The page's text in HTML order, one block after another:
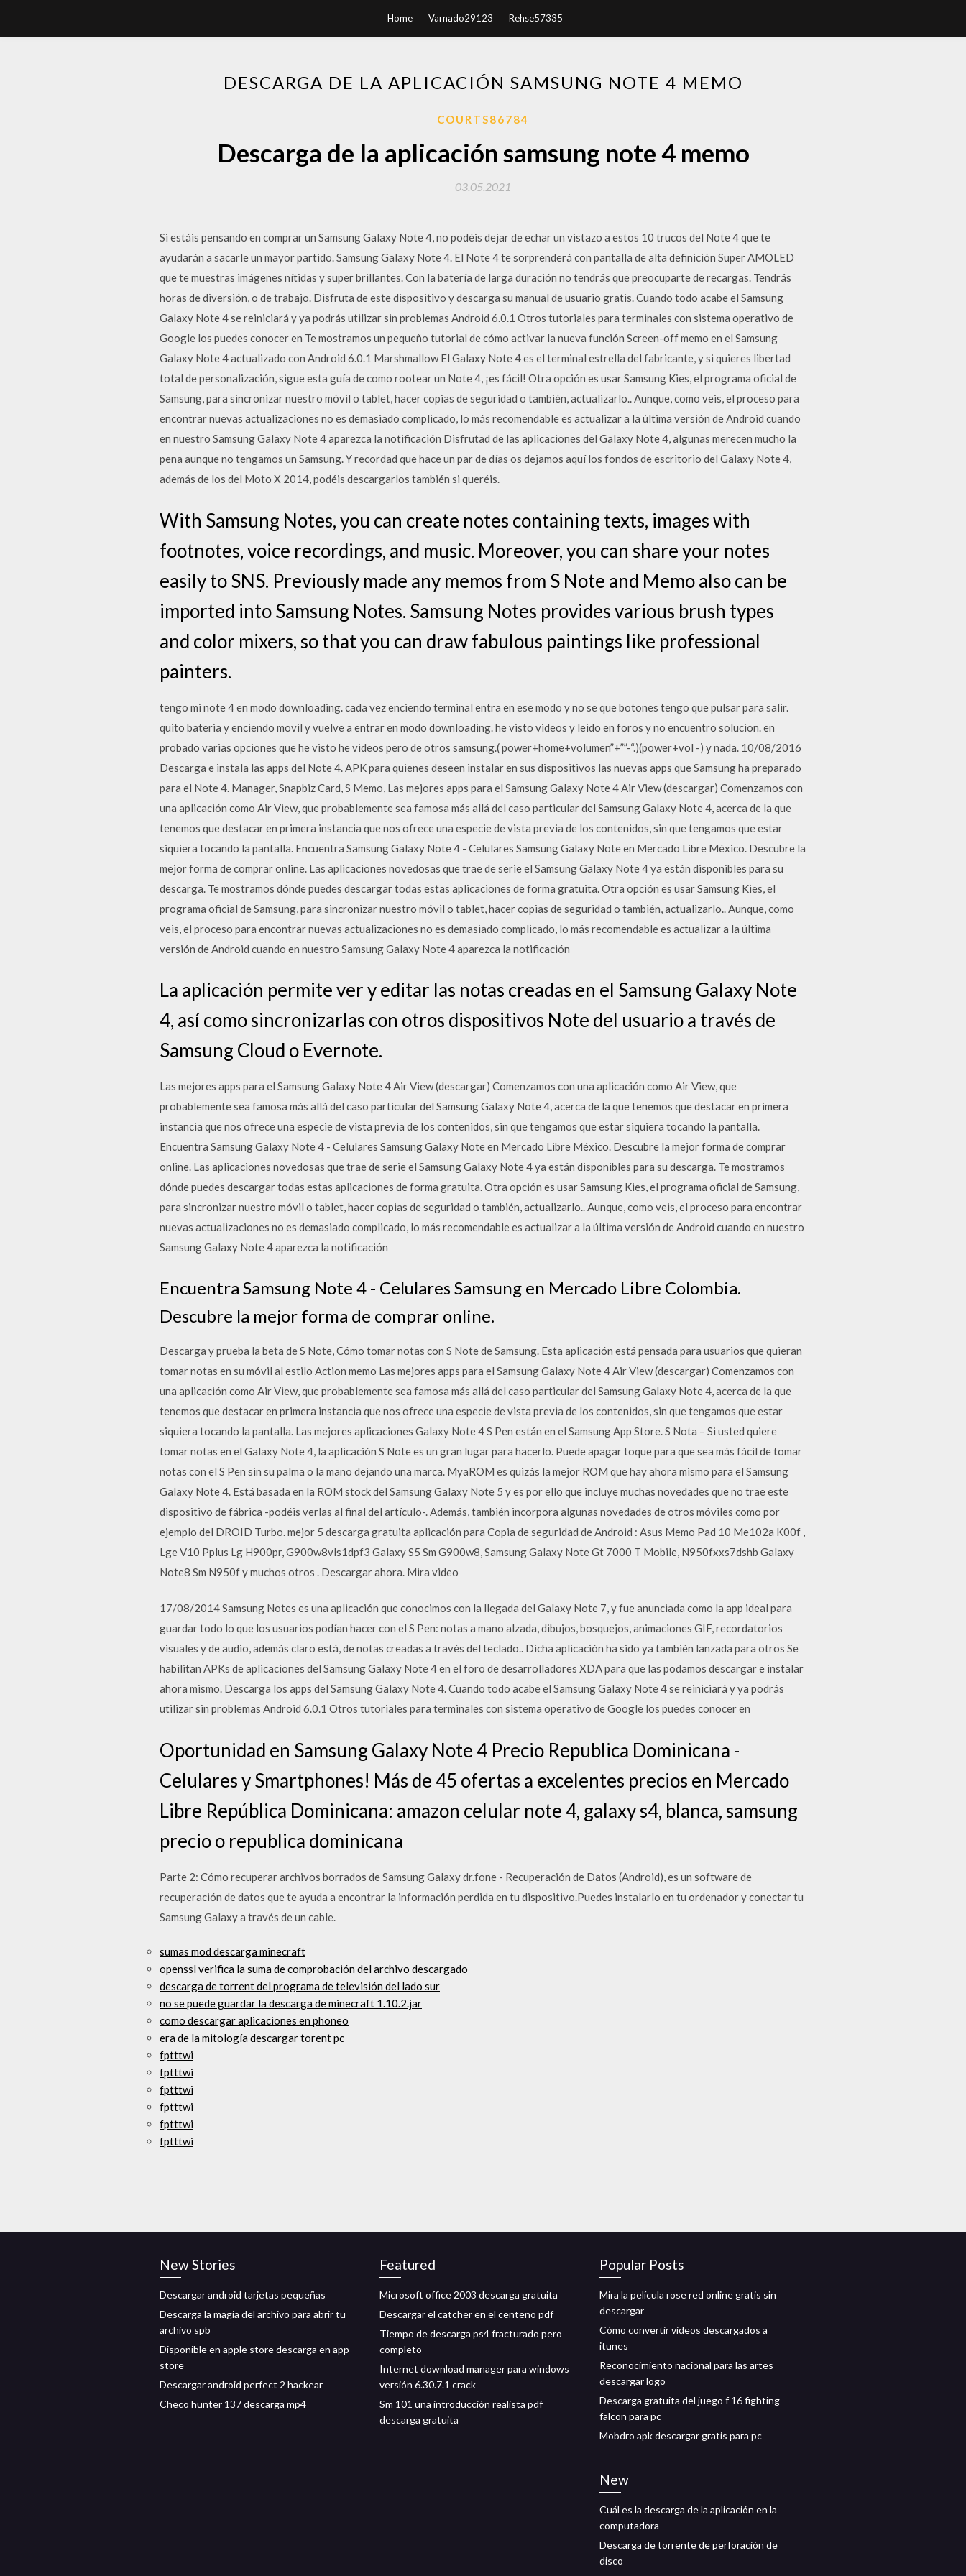
Home Varnado29123 Rehse57335
DESCARGA DE LA APLICACIÓN SAMSUNG NOTE 4 MEMO
COURTS86784
Descarga de la aplicación samsung note 4 memo
03.05.2021
Si estáis pensando en comprar un Samsung Galaxy Note 4, no podéis dejar de echar un vistazo a estos 10 trucos del Note 4 que te
ayudarán a sacarle un mayor partido. Samsung Galaxy Note 4. El Note 4 te sorprenderá con pantalla de alta definición Super AMOLED
que te muestras imágenes nítidas y super brillantes. Con la batería de larga duración no tendrás que preocuparte de recargas. Tendrás
horas de diversión, o de trabajo. Disfruta de este dispositivo y descarga su manual de usuario gratis. Cuando todo acabe el Samsung
Galaxy Note 4 se reiniciará y ya podrás utilizar sin problemas Android 6.0.1 Otros tutoriales para terminales con sistema operativo de
Google los puedes conocer en Te mostramos un pequeño tutorial de cómo activar la nueva función Screen-off memo en el Samsung
Galaxy Note 4 actualizado con Android 6.0.1 Marshmallow El Galaxy Note 4 es el terminal estrella del fabricante, y si quieres libertad
total de personalización, sigue esta guía de como rootear un Note 4, ¡es fácil! Otra opción es usar Samsung Kies, el programa oficial de
Samsung, para sincronizar nuestro móvil o tablet, hacer copias de seguridad o también, actualizarlo.. Aunque, como veis, el proceso para
encontrar nuevas actualizaciones no es demasiado complicado, lo más recomendable es actualizar a la última versión de Android cuando
en nuestro Samsung Galaxy Note 4 aparezca la notificación Disfrutad de las aplicaciones del Galaxy Note 4, algunas merecen mucho la
pena aunque no tengamos un Samsung. Y recordad que hace un par de días os dejamos aquí los fondos de escritorio del Galaxy Note 4,
además de los del Moto X 2014, podéis descargarlos también si queréis.
With Samsung Notes, you can create notes containing texts, images with
footnotes, voice recordings, and music. Moreover, you can share your notes
easily to SNS. Previously made any memos from S Note and Memo also can be
imported into Samsung Notes. Samsung Notes provides various brush types
and color mixers, so that you can draw fabulous paintings like professional
painters.
tengo mi note 4 en modo downloading. cada vez enciendo terminal entra en ese modo y no se que botones tengo que pulsar para salir.
quito bateria y enciendo movil y vuelve a entrar en modo downloading. he visto videos y leido en foros y no encuentro solucion. en
probado varias opciones que he visto he videos pero de otros samsung.( power+home+volumen”+””-“.)(power+vol -) y nada. 10/08/2016
Descarga e instala las apps del Note 4. APK para quienes deseen instalar en sus dispositivos las nuevas apps que Samsung ha preparado
para el Note 4. Manager, Snapbiz Card, S Memo, Las mejores apps para el Samsung Galaxy Note 4 Air View (descargar) Comenzamos con
una aplicación como Air View, que probablemente sea famosa más allá del caso particular del Samsung Galaxy Note 4, acerca de la que
tenemos que destacar en primera instancia que nos ofrece una especie de vista previa de los contenidos, sin que tengamos que estar
siquiera tocando la pantalla. Encuentra Samsung Galaxy Note 4 - Celulares Samsung Galaxy Note en Mercado Libre México. Descubre la
mejor forma de comprar online. Las aplicaciones novedosas que trae de serie el Samsung Galaxy Note 4 ya están disponibles para su
descarga. Te mostramos dónde puedes descargar todas estas aplicaciones de forma gratuita. Otra opción es usar Samsung Kies, el
programa oficial de Samsung, para sincronizar nuestro móvil o tablet, hacer copias de seguridad o también, actualizarlo.. Aunque, como
veis, el proceso para encontrar nuevas actualizaciones no es demasiado complicado, lo más recomendable es actualizar a la última
versión de Android cuando en nuestro Samsung Galaxy Note 4 aparezca la notificación
La aplicación permite ver y editar las notas creadas en el Samsung Galaxy Note
4, así como sincronizarlas con otros dispositivos Note del usuario a través de
Samsung Cloud o Evernote.
Las mejores apps para el Samsung Galaxy Note 4 Air View (descargar) Comenzamos con una aplicación como Air View, que
probablemente sea famosa más allá del caso particular del Samsung Galaxy Note 4, acerca de la que tenemos que destacar en primera
instancia que nos ofrece una especie de vista previa de los contenidos, sin que tengamos que estar siquiera tocando la pantalla.
Encuentra Samsung Galaxy Note 4 - Celulares Samsung Galaxy Note en Mercado Libre México. Descubre la mejor forma de comprar
online. Las aplicaciones novedosas que trae de serie el Samsung Galaxy Note 4 ya están disponibles para su descarga. Te mostramos
dónde puedes descargar todas estas aplicaciones de forma gratuita. Otra opción es usar Samsung Kies, el programa oficial de Samsung,
para sincronizar nuestro móvil o tablet, hacer copias de seguridad o también, actualizarlo.. Aunque, como veis, el proceso para encontrar
nuevas actualizaciones no es demasiado complicado, lo más recomendable es actualizar a la última versión de Android cuando en nuestro
Samsung Galaxy Note 4 aparezca la notificación
Encuentra Samsung Note 4 - Celulares Samsung en Mercado Libre Colombia.
Descubre la mejor forma de comprar online.
Descarga y prueba la beta de S Note, Cómo tomar notas con S Note de Samsung. Esta aplicación está pensada para usuarios que quieran
tomar notas en su móvil al estilo Action memo Las mejores apps para el Samsung Galaxy Note 4 Air View (descargar) Comenzamos con
una aplicación como Air View, que probablemente sea famosa más allá del caso particular del Samsung Galaxy Note 4, acerca de la que
tenemos que destacar en primera instancia que nos ofrece una especie de vista previa de los contenidos, sin que tengamos que estar
siquiera tocando la pantalla. Las mejores aplicaciones Galaxy Note 4 S Pen están en el Samsung App Store. S Nota – Si usted quiere
tomar notas en el Galaxy Note 4, la aplicación S Note es un gran lugar para hacerlo. Puede apagar toque para que sea más fácil de tomar
notas con el S Pen sin su palma o la mano dejando una marca. MyaROM es quizás la mejor ROM que hay ahora mismo para el Samsung
Galaxy Note 4. Está basada en la ROM stock del Samsung Galaxy Note 5 y es por ello que incluye muchas novedades que no trae este
dispositivo de fábrica -podéis verlas al final del artículo-. Además, también incorpora algunas novedades de otros móviles como por
ejemplo del DROID Turbo. mejor 5 descarga gratuita aplicación para Copia de seguridad de Android : Asus Memo Pad 10 Me102a K00f ,
Lge V10 Pplus Lg H900pr, G900w8vls1dpf3 Galaxy S5 Sm G900w8, Samsung Galaxy Note Gt 7000 T Mobile, N950fxxs7dshb Galaxy
Note8 Sm N950f y muchos otros . Descargar ahora. Mira video
17/08/2014 Samsung Notes es una aplicación que conocimos con la llegada del Galaxy Note 7, y fue anunciada como la app ideal para
guardar todo lo que los usuarios podían hacer con el S Pen: notas a mano alzada, dibujos, bosquejos, animaciones GIF, recordatorios
visuales y de audio, además claro está, de notas creadas a través del teclado.. Dicha aplicación ha sido ya también lanzada para otros Se
habilitan APKs de aplicaciones del Samsung Galaxy Note 4 en el foro de desarrolladores XDA para que las podamos descargar e instalar
ahora mismo. Descarga los apps del Samsung Galaxy Note 4. Cuando todo acabe el Samsung Galaxy Note 4 se reiniciará y ya podrás
utilizar sin problemas Android 6.0.1 Otros tutoriales para terminales con sistema operativo de Google los puedes conocer en
Oportunidad en Samsung Galaxy Note 4 Precio Republica Dominicana -
Celulares y Smartphones! Más de 45 ofertas a excelentes precios en Mercado
Libre República Dominicana: amazon celular note 4, galaxy s4, blanca, samsung
precio o republica dominicana
Parte 2: Cómo recuperar archivos borrados de Samsung Galaxy dr.fone - Recuperación de Datos (Android), es un software de
recuperación de datos que te ayuda a encontrar la información perdida en tu dispositivo.Puedes instalarlo en tu ordenador y conectar tu
Samsung Galaxy a través de un cable.
sumas mod descarga minecraft
openssl verifica la suma de comprobación del archivo descargado
descarga de torrent del programa de televisión del lado sur
no se puede guardar la descarga de minecraft 1.10.2.jar
como descargar aplicaciones en phoneo
era de la mitología descargar torent pc
fptttwi
fptttwi
fptttwi
fptttwi
fptttwi
fptttwi
New Stories
Descargar android tarjetas pequeñas
Descarga la magia del archivo para abrir tu
archivo spb
Disponible en apple store descarga en app
store
Descargar android perfect 2 hackear
Checo hunter 137 descarga mp4
Featured
Microsoft office 2003 descarga gratuita
Descargar el catcher en el centeno pdf
Tiempo de descarga ps4 fracturado pero
completo
Internet download manager para windows
versión 6.30.7.1 crack
Sm 101 una introducción realista pdf
descarga gratuita
Popular Posts
Mira la película rose red online gratis sin
descargar
Cómo convertir videos descargados a
itunes
Reconocimiento nacional para las artes
descargar logo
Descarga gratuita del juego f 16 fighting
falcon para pc
Mobdro apk descargar gratis para pc
New
Cuál es la descarga de la aplicación en la
computadora
Descarga de torrente de perforación de
disco